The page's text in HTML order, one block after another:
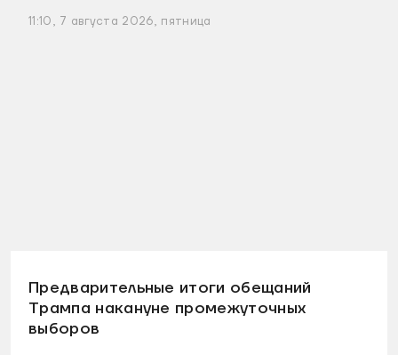
11:10, 7 августа 2026, пятница
Предварительные итоги обещаний
Трампа накануне промежуточных
выборов